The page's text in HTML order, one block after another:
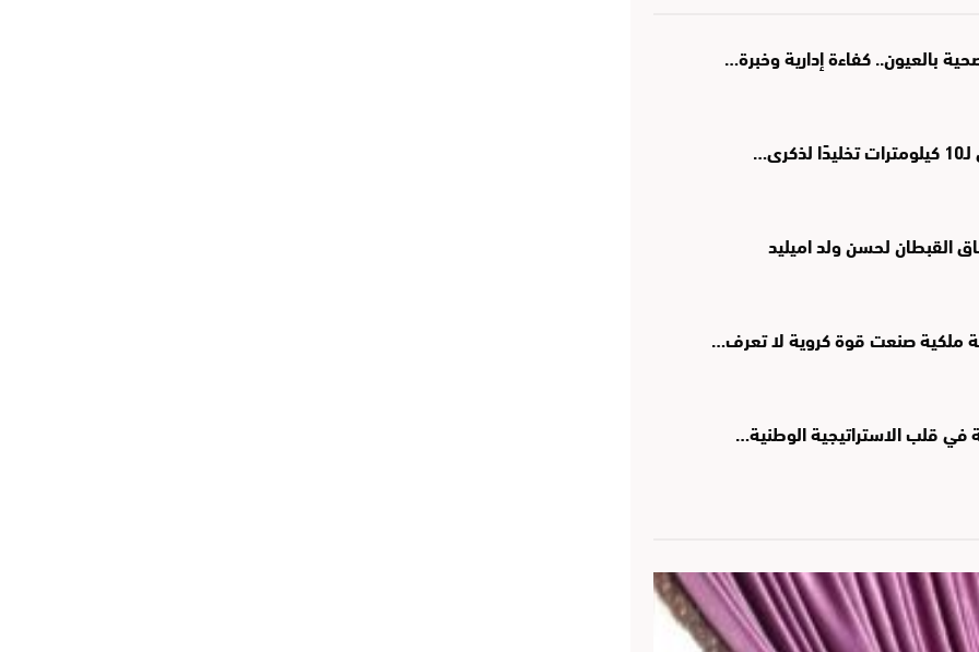
بالعيون.. كفاءة إدارية وخبرة…
القبطان لحسن ولد اميليد
ملكية صنعت قوة كروية لا تعرف…
في قلب الاستراتيجية الوطنية…